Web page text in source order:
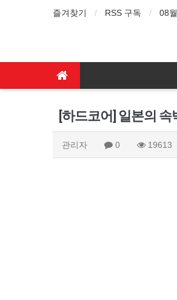
즐겨찾기 RSS 구독 08
[하드코어] 일본의
관리자 0 19613